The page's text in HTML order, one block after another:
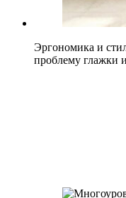
Эргономика и
проблему глажки